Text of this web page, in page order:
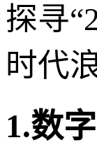
探寻
时代
1.数